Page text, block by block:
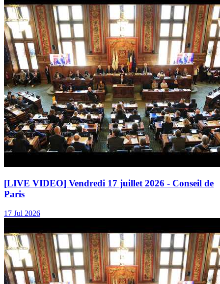
[LIVE VIDEO] Vendredi 17 juillet 2026 - Conseil de
Paris
17 Jul 2026